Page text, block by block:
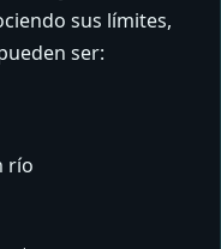
sus límites,
ser:
río